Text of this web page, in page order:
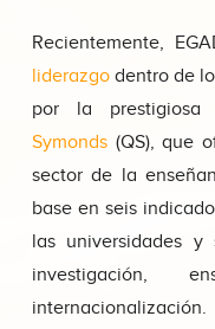
Recientemente,
liderazgo dentro de
por la prestigiosa
Symonds (QS), que
sector de la
base en seis
las universidades y
investigación,
internacionalización.